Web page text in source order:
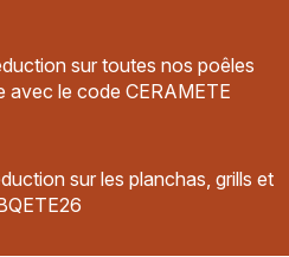
sur toutes nos poêles
avec le code CERAMETE
sur les planchas, grills et